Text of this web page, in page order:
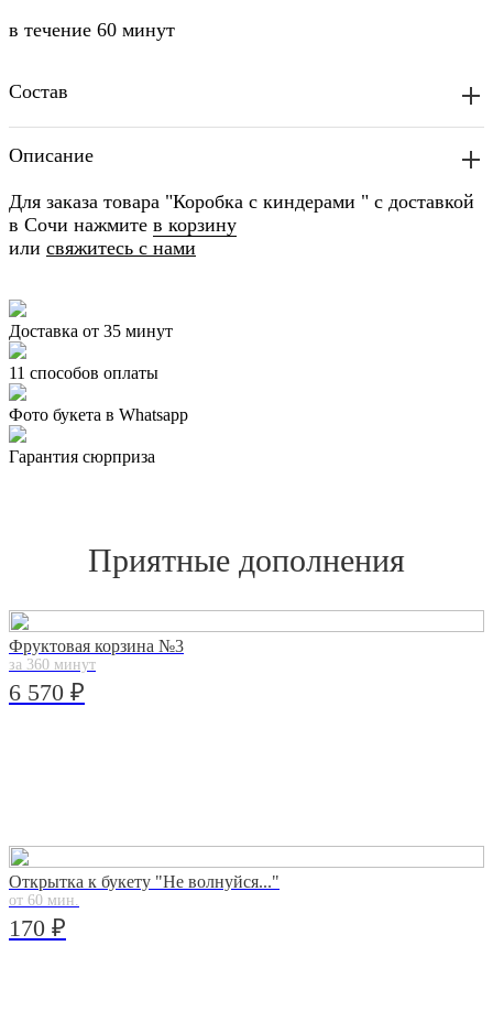
в течение 60 минут
Состав
Описание
Для заказа товара "Коробка с киндерами " с доставкой
в Сочи нажмите в корзину
или свяжитесь с нами
Доставка от 35 минут
11 способов оплаты
Фото букета в Whatsapp
Гарантия сюрприза
Приятные дополнения
Фруктовая корзина №3
за 360 минут
6 570 ₽
Открытка к букету "Не волнуйся..."
от 60 мин.
170 ₽